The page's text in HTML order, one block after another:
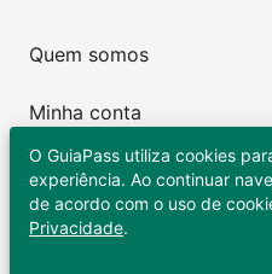
Quem somos
Minha conta
Links úteis
O GuiaPass utiliza cookies
experiência. Ao continuar
de acordo com o uso de
Privacidade.